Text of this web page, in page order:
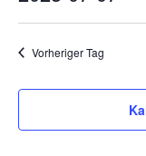
Vorheriger Tag